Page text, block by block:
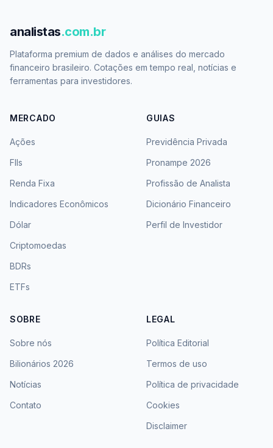
analistas.com.br
Plataforma premium de dados e análises do mercado
financeiro brasileiro. Cotações em tempo real, notícias e
ferramentas para investidores.
MERCADO
Ações
FIIs
Renda Fixa
Indicadores Econômicos
Dólar
Criptomoedas
BDRs
ETFs
GUIAS
Previdência Privada
Pronampe 2026
Profissão de Analista
Dicionário Financeiro
Perfil de Investidor
SOBRE
Sobre nós
Bilionários 2026
Notícias
Contato
LEGAL
Política Editorial
Termos de uso
Política de privacidade
Cookies
Disclaimer